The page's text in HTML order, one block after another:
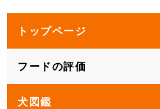
トップページ
フードの評価
犬図鑑